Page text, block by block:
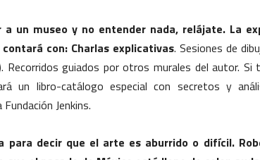
un museo y no entender nada, relájate. La
con: Charlas explicativas. Sesiones de
Recorridos guiados por otros murales del autor. Si
un libro-catálogo especial con secretos y
Jenkins.
para decir que el arte es aburrido o difícil.